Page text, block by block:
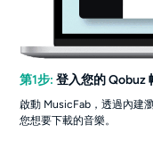
第1步: 登入您的 Qobuz
啟動 MusicFab，透過內建
您想要下載的音樂。